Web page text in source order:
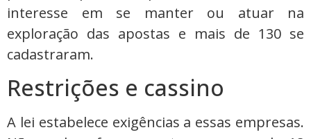
interesse em se manter ou atuar na
exploração das apostas e mais de 130 se
cadastraram.
Restrições e cassino
A lei estabelece exigências a essas empresas.